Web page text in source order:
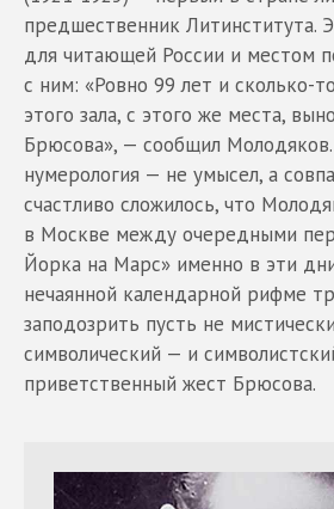
предшественник Литинститута.
для читающей России и местом
с ним: «Ровно 99 лет и сколько-
этого зала, с этого же места,
Брюсова», — сообщил Молодяков.
нумерология — не умысел, а
счастливо сложилось, что
в Москве между очередными
Йорка на Марс» именно в эти
нечаянной календарной рифме
заподозрить пусть не
символический — и
приветственный жест Брюсова.